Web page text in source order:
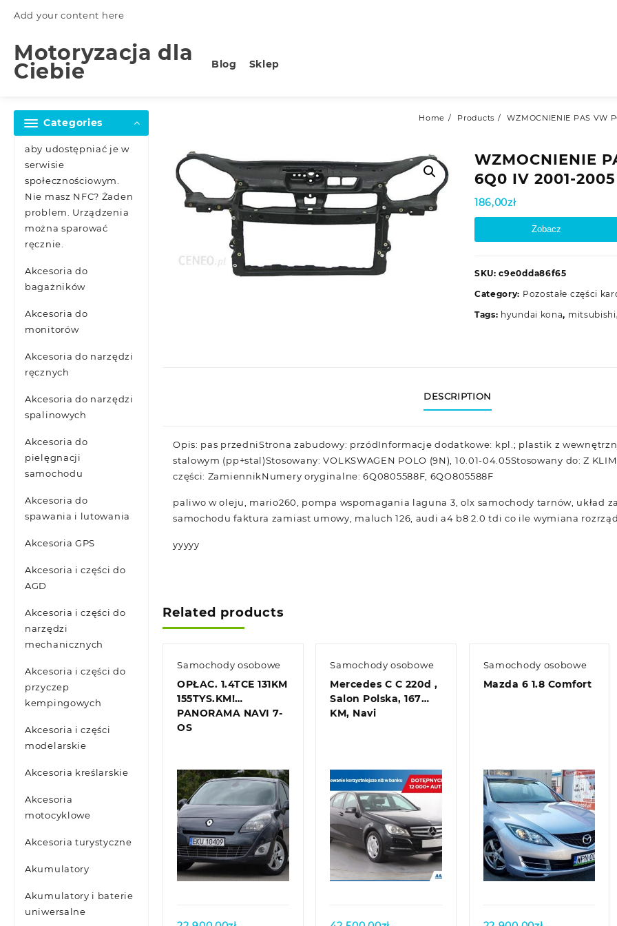
Add your content here
Motoryzacja dla
Ciebie Blog Sklep
Categories
aby udostępniać je w
serwisie
społecznościowym.
Nie masz NFC? Żaden
problem. Urządzenia
można sparować
ręcznie.
Akcesoria do
bagażników
Akcesoria do
monitorów
Akcesoria do narzędzi
ręcznych
Akcesoria do narzędzi
spalinowych
Akcesoria do
pielęgnacji
samochodu
Akcesoria do
spawania i lutowania
Akcesoria GPS
Akcesoria i części do
AGD
Akcesoria i części do
narzędzi
mechanicznych
Akcesoria i części do
przyczep
kempingowych
Akcesoria i części
modelarskie
Akcesoria kreślarskie
Akcesoria
motocyklowe
Akcesoria turystyczne
Akumulatory
Akumulatory i baterie
uniwersalne
Home Products WZMOCNIENIE PAS VW
WZMOCNIENIE
6Q0 IV 2001-
186,00zł
Zobacz
SKU:c9e0dda86f65
Category: Pozostałe części
Tags: hyundai kona, mitsubishi
DESCRIPTION
Opis: pas przedniStrona zabudowy: przódInformacje dodatkowe: kpl.; plastik z
stalowym (pp+stal)Stosowany: VOLKSWAGEN POLO (9N), 10.01-04.05Stosowany do: Z
części: ZamiennikNumery oryginalne: 6Q0805588F, 6QO805588F
paliwo w oleju, mario260, pompa wspomagania laguna 3, olx samochody tarnów, układ
samochodu faktura zamiast umowy, maluch 126, audi a4 b8 2.0 tdi co ile wymiana
yyyyy
Related products
Samochody osobowe
OPŁAC. 1.4TCE 131KM
155TYS.KM!
PANORAMA NAVI 7-
OS
Quick view
Samochody osobowe
Mercedes C C 220d ,
Salon Polska, 167
KM, Navi
Quick view
Samochody osobowe
Mazda 6 1.8 Comfort
Quick view